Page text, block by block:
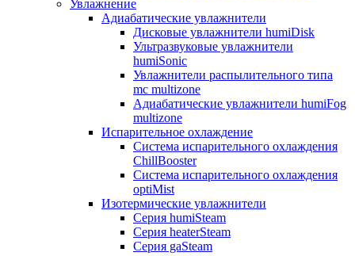
Увлажнение
Адиабатические увлажнители
Дисковые увлажнители humiDisk
Ультразвуковые увлажнители
humiSonic
Увлажнители распылительного типа
mc multizone
Адиабатические увлажнители humiFog
multizone
Испарительное охлаждение
Система испарительного охлаждения
ChillBooster
Система испарительного охлаждения
optiMist
Изотермические увлажнители
Серия humiSteam
Серия heaterSteam
Серия gaSteam